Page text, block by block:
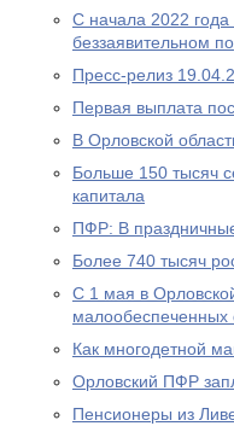
С начала 2022
беззаявительном
Пресс-релиз
Первая выплата
В Орловской
Больше 150 тысяч
капитала
ПФР: В
Более 740 тысяч
С 1 мая в
малообеспеченных
Как многодетной
Орловский ПФР
Пенсионеры из